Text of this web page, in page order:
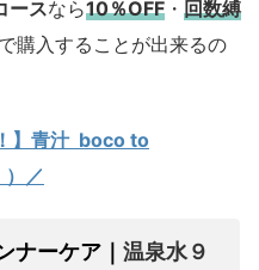
ースなら10％OFF ・ 回数縛
で購入することが出来るの
】青汁 boco to
／
ナーケア｜温泉水９